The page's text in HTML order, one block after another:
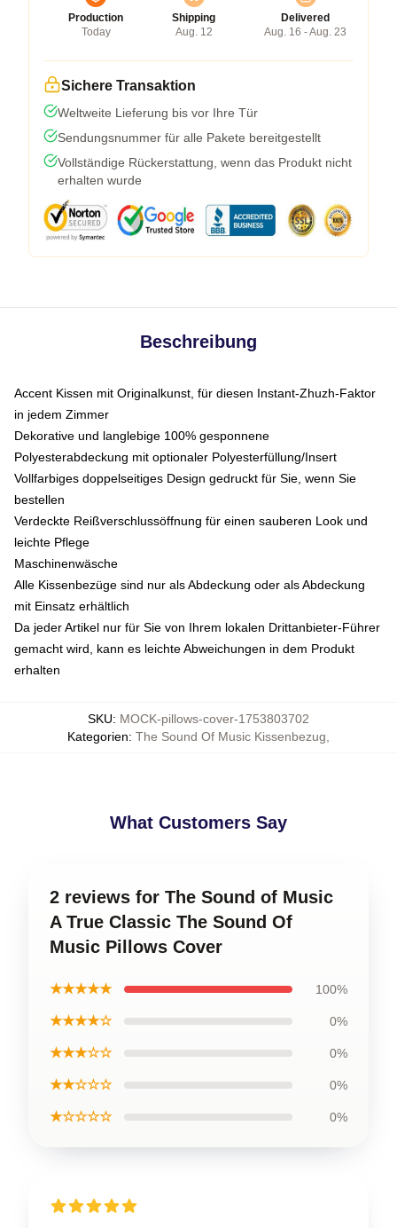
Production
Today
Shipping
Aug. 12
Delivered
Aug. 16 - Aug. 23
Sichere Transaktion
Weltweite Lieferung bis vor Ihre Tür
Sendungsnummer für alle Pakete bereitgestellt
Vollständige Rückerstattung, wenn das Produkt nicht
erhalten wurde
Beschreibung
Accent Kissen mit Originalkunst, für diesen Instant-Zhuzh-Faktor
in jedem Zimmer
Dekorative und langlebige 100% gesponnene
Polyesterabdeckung mit optionaler Polyesterfüllung/Insert
Vollfarbiges doppelseitiges Design gedruckt für Sie, wenn Sie
bestellen
Verdeckte Reißverschlussöffnung für einen sauberen Look und
leichte Pflege
Maschinenwäsche
Alle Kissenbezüge sind nur als Abdeckung oder als Abdeckung
mit Einsatz erhältlich
Da jeder Artikel nur für Sie von Ihrem lokalen Drittanbieter-Führer
gemacht wird, kann es leichte Abweichungen in dem Produkt
erhalten
SKU: MOCK-pillows-cover-1753803702
Kategorien: The Sound Of Music Kissenbezug
What Customers Say
2 reviews for The Sound of Music
A True Classic The Sound Of
Music Pillows Cover
★★★★★ 100%
★★★★☆ 0%
★★★☆☆ 0%
★★☆☆☆ 0%
★☆☆☆☆ 0%